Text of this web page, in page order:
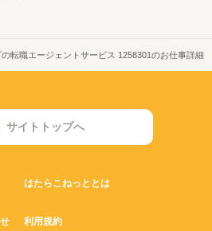
転職エージェントサービス 1258301のお仕事詳細
サイトトップへ
はたらこねっととは
利用規約